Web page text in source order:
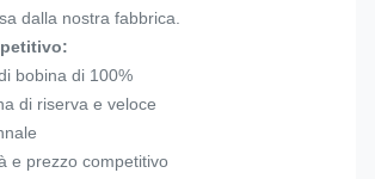
dalla nostra fabbrica.
bobina di 100%
di riserva e veloce
e prezzo competitivo